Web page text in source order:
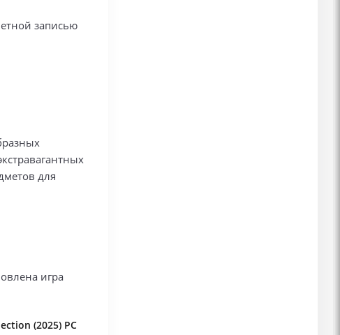
записью
для
игра
(2025) PC